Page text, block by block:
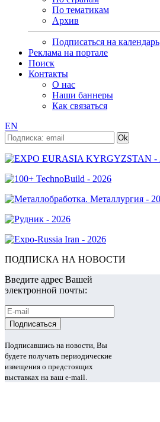
По тематикам
Архив
Подписаться на календарь
Реклама на портале
Поиск
Контакты
О нас
Наши баннеры
Как связаться
EN
ПОДПИСКА НА НОВОСТИ
Введите адрес Вашей
электронной почты:
Подписавшись на новости, Вы
будете получать периодические
извещения о предстоящих
выставках на ваш e-mail.